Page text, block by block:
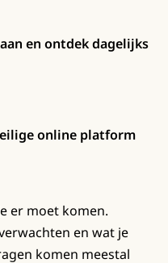
en ontdek dagelijks
online platform
er moet komen.
en wat je
komen meestal